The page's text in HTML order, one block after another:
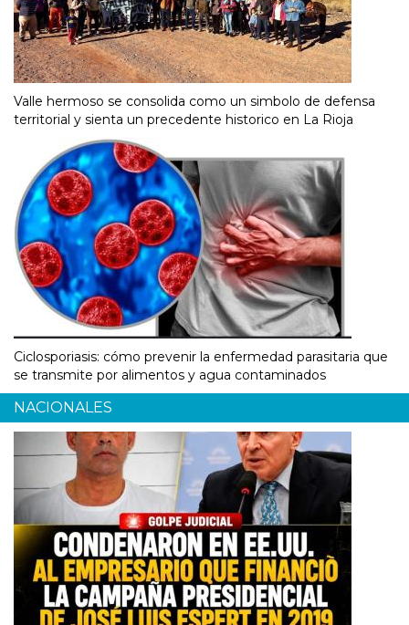
Valle hermoso se consolida como un simbolo de defensa
territorial y sienta un precedente historico en La Rioja
Ciclosporiasis: cómo prevenir la enfermedad parasitaria que
se transmite por alimentos y agua contaminados
NACIONALES